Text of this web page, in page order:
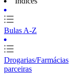
Bulas A-Z
Drogarias/Farmácias
parceiras